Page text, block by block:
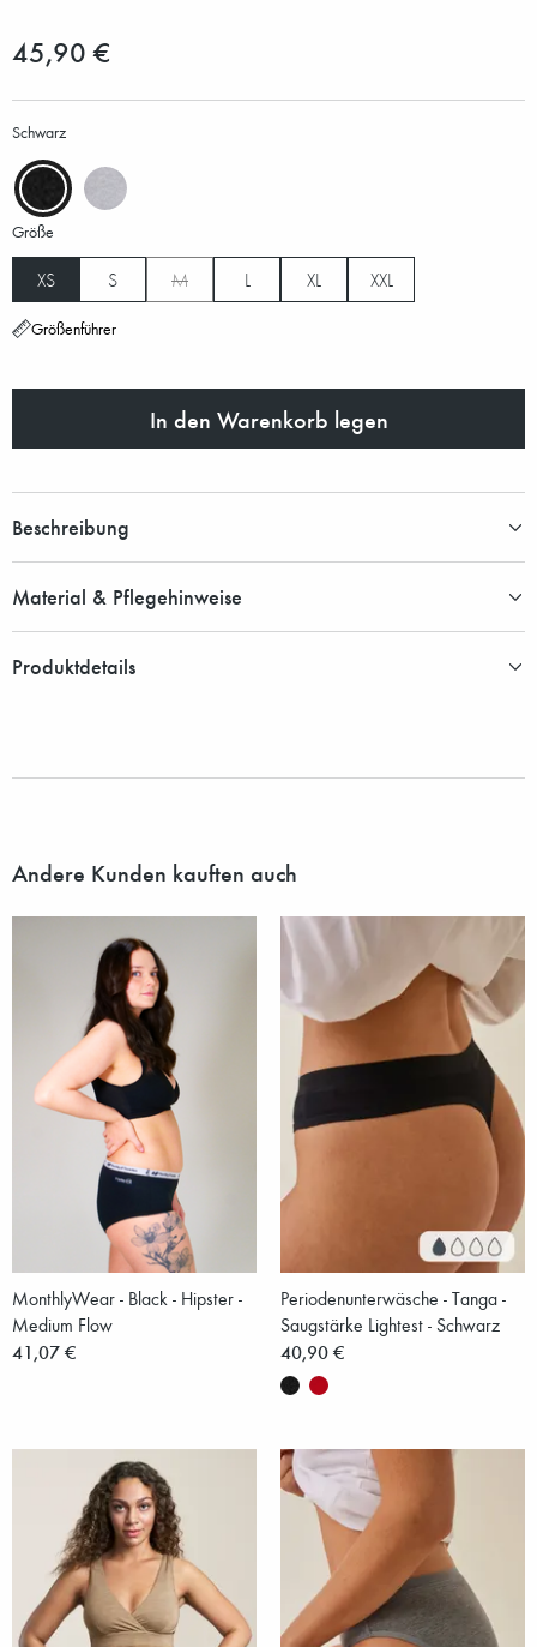
45,90 €
Schwarz
Größe
XS S M L XL XXL
Größenführer
In den Warenkorb legen
Beschreibung
Material & Pflegehinweise
Produktdetails
Andere Kunden kauften auch
MonthlyWear - Black - Hipster -
Medium Flow
41,07 €
Periodenunterwäsche - Tanga -
Saugstärke Lightest - Schwarz
40,90 €